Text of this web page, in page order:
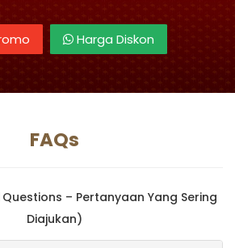
Harga Diskon
FAQs
– Pertanyaan Yang Sering
Diajukan)